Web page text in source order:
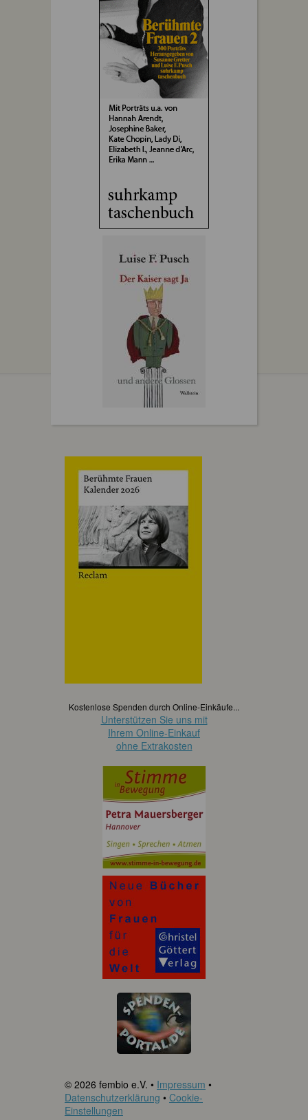
Kostenlose Spenden durch Online-Einkäufe...
Unterstützen Sie uns mit
Ihrem Online-Einkauf
ohne Extrakosten
© 2026 fembio e.V. • Impressum •
Datenschutzerklärung • Cookie-
Einstellungen